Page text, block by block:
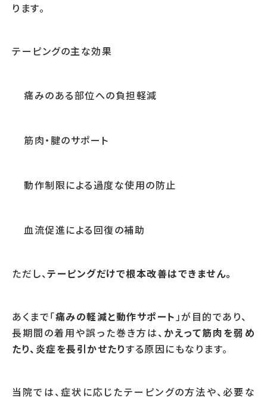
ります。
テーピングの主な効果
痛みのある部位への負担軽減
筋肉・腱のサポート
動作制限による過度な使用の防止
血流促進による回復の補助
ただし、テーピングだけで根本改善はできません。
あくまで「痛みの軽減と動作サポート」が目的であり、
長期間の着用や誤った巻き方は、 かえって筋肉を弱め
たり、炎症を長引かせたりする原因にもなります。
当院では、症状に応じたテーピングの方法や、必要な